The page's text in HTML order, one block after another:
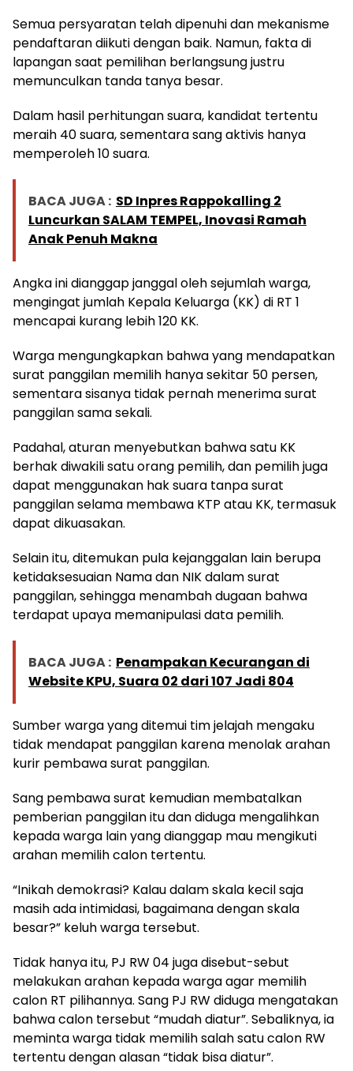
Semua persyaratan telah dipenuhi dan mekanisme
pendaftaran diikuti dengan baik. Namun, fakta di
lapangan saat pemilihan berlangsung justru
memunculkan tanda tanya besar.
Dalam hasil perhitungan suara, kandidat tertentu
meraih 40 suara, sementara sang aktivis hanya
memperoleh 10 suara.
BACA JUGA : SD Inpres Rappokalling 2
Luncurkan SALAM TEMPEL, Inovasi Ramah
Anak Penuh Makna
Angka ini dianggap janggal oleh sejumlah warga,
mengingat jumlah Kepala Keluarga (KK) di RT 1
mencapai kurang lebih 120 KK.
Warga mengungkapkan bahwa yang mendapatkan
surat panggilan memilih hanya sekitar 50 persen,
sementara sisanya tidak pernah menerima surat
panggilan sama sekali.
Padahal, aturan menyebutkan bahwa satu KK
berhak diwakili satu orang pemilih, dan pemilih juga
dapat menggunakan hak suara tanpa surat
panggilan selama membawa KTP atau KK, termasuk
dapat dikuasakan.
Selain itu, ditemukan pula kejanggalan lain berupa
ketidaksesuaian Nama dan NIK dalam surat
panggilan, sehingga menambah dugaan bahwa
terdapat upaya memanipulasi data pemilih.
BACA JUGA : Penampakan Kecurangan di
Website KPU, Suara 02 dari 107 Jadi 804
Sumber warga yang ditemui tim jelajah mengaku
tidak mendapat panggilan karena menolak arahan
kurir pembawa surat panggilan.
Sang pembawa surat kemudian membatalkan
pemberian panggilan itu dan diduga mengalihkan
kepada warga lain yang dianggap mau mengikuti
arahan memilih calon tertentu.
“Inikah demokrasi? Kalau dalam skala kecil saja
masih ada intimidasi, bagaimana dengan skala
besar?” keluh warga tersebut.
Tidak hanya itu, PJ RW 04 juga disebut-sebut
melakukan arahan kepada warga agar memilih
calon RT pilihannya. Sang PJ RW diduga mengatakan
bahwa calon tersebut “mudah diatur”. Sebaliknya, ia
meminta warga tidak memilih salah satu calon RW
tertentu dengan alasan “tidak bisa diatur”.